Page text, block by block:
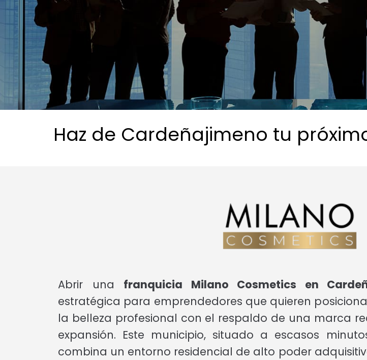
Haz de Cardeñajimeno tu
Abrir una franquicia Milano Cosmetics en
estratégica para emprendedores que quieren
la belleza profesional con el respaldo de una marca
expansión. Este municipio, situado a escasos
combina un entorno residencial de alto poder